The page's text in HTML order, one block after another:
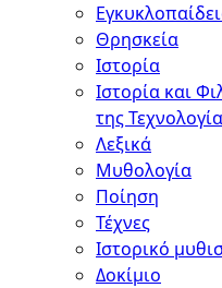
Θρησκεία
Ιστορία
Ιστορία και
της
Λεξικά
Μυθολογία
Ποίηση
Τέχνες
Ιστορικό
Δοκίμιο